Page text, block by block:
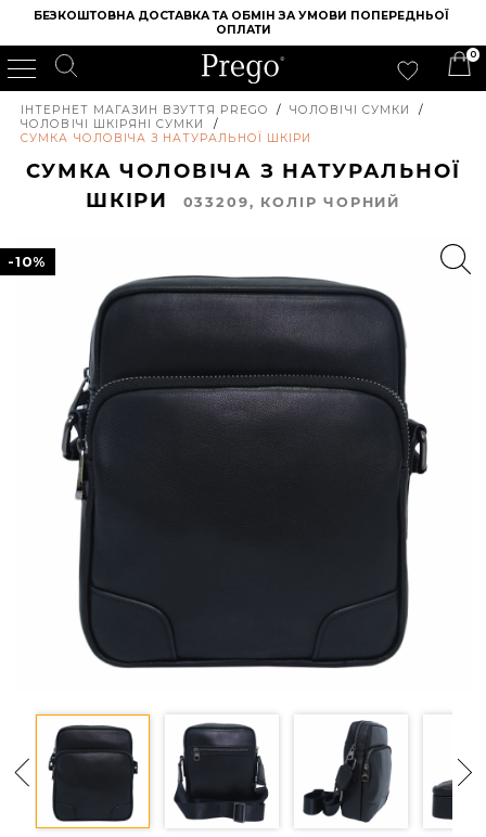
БЕЗКОШТОВНА ДОСТАВКА ТА ОБМІН ЗА УМОВИ ПОПЕРЕДНЬОЇ
ОПЛАТИ
0
ІНТЕРНЕТ МАГАЗИН ВЗУТТЯ PREGO / ЧОЛОВІЧІ СУМКИ
/
ЧОЛОВІЧІ ШКІРЯНІ СУМКИ
/
СУМКА ЧОЛОВІЧА З НАТУРАЛЬНОЇ ШКІРИ
СУМКА ЧОЛОВІЧА З НАТУРАЛЬНОЇ
ШКІРИ
033209, КОЛIР ЧОРНИЙ
-10%